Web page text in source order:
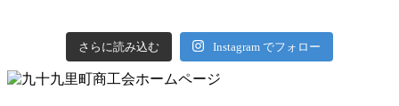
さらに読み込む Instagram でフォロー